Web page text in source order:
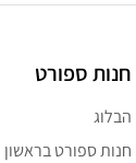
חנות ספורט
הבלוג
חנות ספורט בראשון